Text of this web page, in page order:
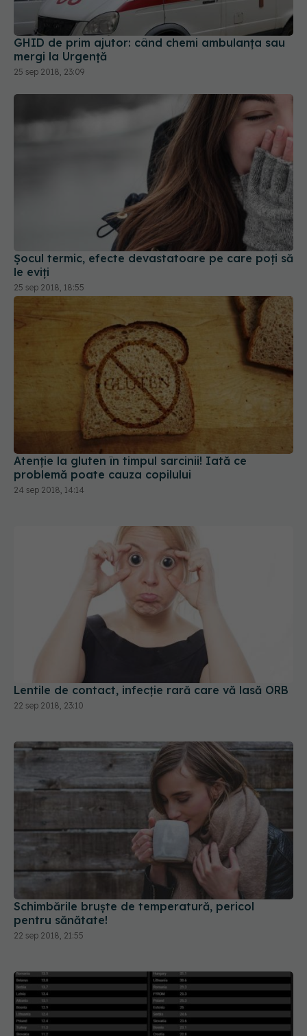
GHID de prim ajutor: când chemi ambulanța sau
mergi la Urgență
25 sep 2018, 23:09
Șocul termic, efecte devastatoare pe care poți să
le eviți
25 sep 2018, 18:55
Atenție la gluten în timpul sarcinii! Iată ce
problemă poate cauza copilului
24 sep 2018, 14:14
Lentile de contact, infecție rară care vă lasă ORB
22 sep 2018, 23:10
Schimbările bruște de temperatură, pericol
pentru sănătate!
22 sep 2018, 21:55